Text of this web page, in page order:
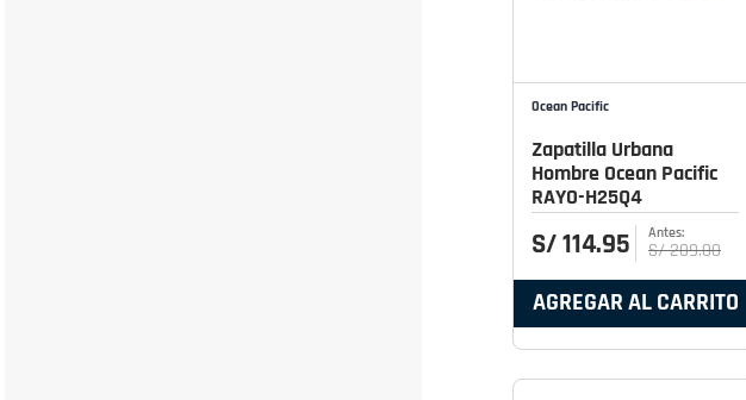
Ocean Pacific
Zapatilla Urbana
Hombre Ocean Pacific
RAYO-H25Q4
S/114.95 S/209.00
AGREGAR AL CARRITO